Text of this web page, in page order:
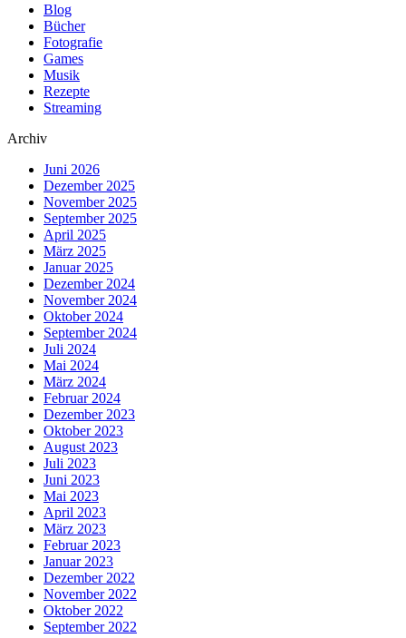
Blog
Bücher
Fotografie
Games
Musik
Rezepte
Streaming
Archiv
Juni 2026
Dezember 2025
November 2025
September 2025
April 2025
März 2025
Januar 2025
Dezember 2024
November 2024
Oktober 2024
September 2024
Juli 2024
Mai 2024
März 2024
Februar 2024
Dezember 2023
Oktober 2023
August 2023
Juli 2023
Juni 2023
Mai 2023
April 2023
März 2023
Februar 2023
Januar 2023
Dezember 2022
November 2022
Oktober 2022
September 2022